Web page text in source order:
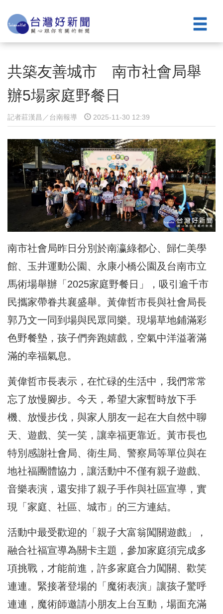
共築友善城市 南市社會局舉
辦5場家庭野餐日
記者莊漢昌／台南報導 2025-11-30 12:39
南市社會局昨日分別於南瀛綠都心、歸仁美學
館、玉井運動公園、永康小橋公園及台南市立
馬術場舉辦「2025家庭野餐日」，吸引逾千市
民攜家帶眷共襄盛舉。黃偉哲市長與社會局長
郭乃文一同到場與民眾同樂。現場草地鋪滿彩
色野餐墊，孩子們奔跑嬉戲，空氣中洋溢著滿
滿的幸福氣息。
黃偉哲市長表示，在忙碌的生活中，我們常常
忘了放慢腳步。今天，希望大家暫時放下手
機、放慢步伐，與家人朋友一起在大自然中聊
天、遊戲、笑一笑，讓幸福更靠近。黃市長也
特別感謝社會局、衛生局、警察局等單位與在
地社福團體協力，讓活動中不僅有親子遊戲、
音樂表演，還安排了親子手作與社區宣導，實
現「家庭、社區、城市」的三方連結。
活動中最受歡迎的「親子大富翁闖關遊戲」，
融合社福宣導為關卡主題，參加家庭須完成多
項挑戰，才能前進，許多家庭合力闖關、歡笑
連連。緊接著登場的「魔術表演」讓孩子驚呼
連連，魔術師邀請小朋友上台互動，場面充滿